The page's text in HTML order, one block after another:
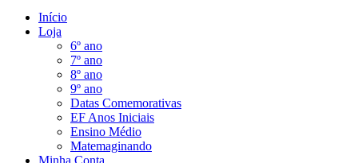
Início
Loja
6º ano
7º ano
8º ano
9º ano
Datas Comemorativas
EF Anos Iniciais
Ensino Médio
Matemaginando
Minha Conta